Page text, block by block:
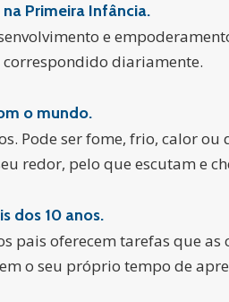
Primeira Infância.
e
correspondido diariamente.
o mundo.
Pode ser fome, frio, calor
redor, pelo que escutam e
dos 10 anos.
pais oferecem tarefas que
o seu próprio tempo de